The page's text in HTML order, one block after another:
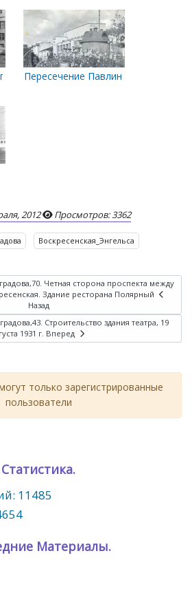
Пересечение Павлиновки и
2012 Просмотров: 3362
Воскресенская_Энгельса
Четная сторона проспекта между
Здание ресторана Полярный
Назад
Строительство здания театра, 19
1931 г. Вперед
только зарегистрированные
пользователи
Статистика.
11485
Материалы.